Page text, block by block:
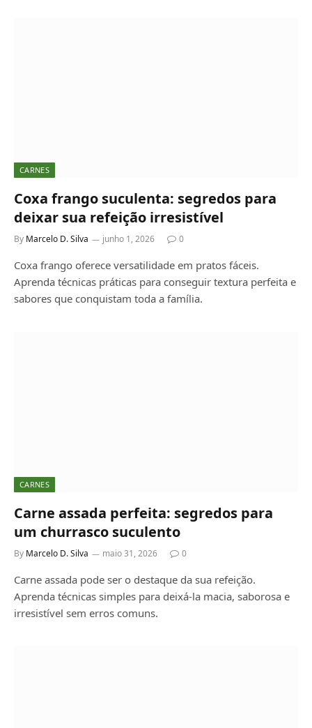
CARNES
Coxa frango suculenta: segredos para
deixar sua refeição irresistível
By Marcelo D. Silva junho 1, 2026 0
Coxa frango oferece versatilidade em pratos fáceis.
Aprenda técnicas práticas para conseguir textura perfeita e
sabores que conquistam toda a família.
CARNES
Carne assada perfeita: segredos para
um churrasco suculento
By Marcelo D. Silva maio 31, 2026 0
Carne assada pode ser o destaque da sua refeição.
Aprenda técnicas simples para deixá-la macia, saborosa e
irresistível sem erros comuns.